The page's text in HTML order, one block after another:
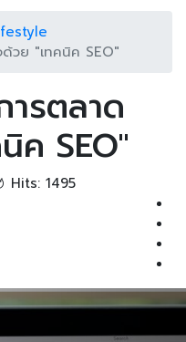
ด้วย "เทคนิค SEO"
ารตลาด
ค SEO"
Hits: 1495